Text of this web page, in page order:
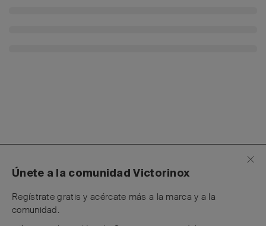
Únete a la comunidad Victorinox
Regístrate gratis y acércate más a la marca y a la
comunidad.